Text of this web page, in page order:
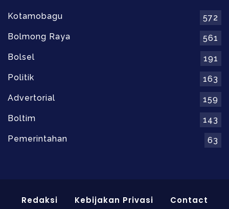
Kotamobagu
572
Bolmong Raya
561
Bolsel
191
Politik
163
Advertorial
159
Boltim
143
Pemerintahan
63
Redaksi Kebijakan Privasi Contact